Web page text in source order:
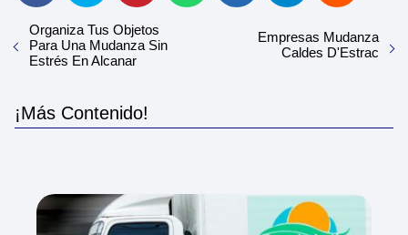
Organiza Tus Objetos
Para Una Mudanza Sin
Estrés En Alcanar
Empresas Mudanza
Caldes D'Estrac
¡Más Contenido!